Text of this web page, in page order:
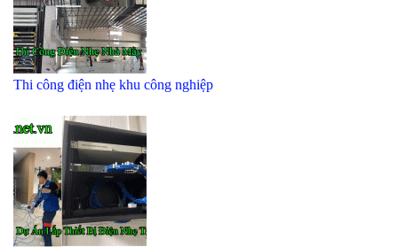
Thi công điện nhẹ khu công nghiệp